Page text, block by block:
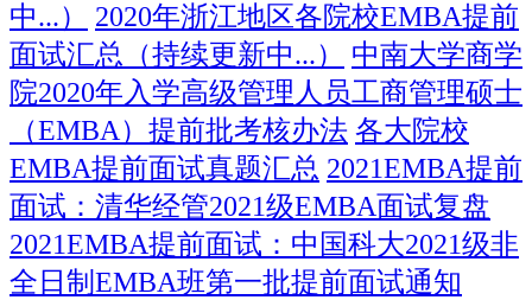
中...）
2020年浙江地区各院校EMBA提前
面试汇总（持续更新中...）
中南大学商学
院2020年入学高级管理人员工商管理硕士
（EMBA）提前批考核办法 各大院校
EMBA提前面试真题汇总 2021EMBA提前
面试：清华经管2021级EMBA面试复盘
2021EMBA提前面试：中国科大2021级非
全日制EMBA班第一批提前面试通知